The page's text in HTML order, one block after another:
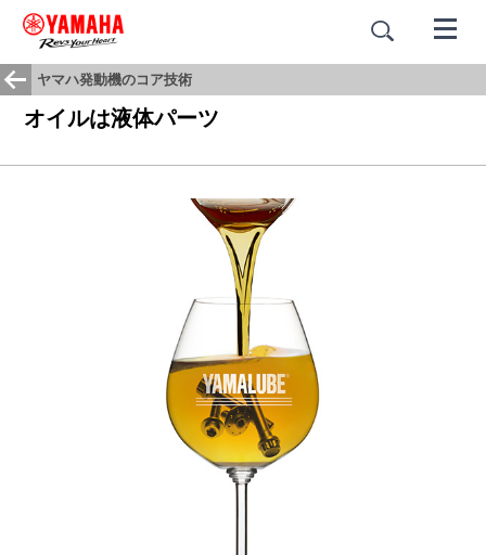
ヤマハ発動機のコア技術
オイルは液体パーツ